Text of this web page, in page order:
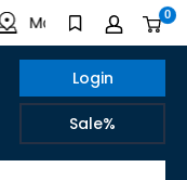
Made in Germany 0
Login
Sale%